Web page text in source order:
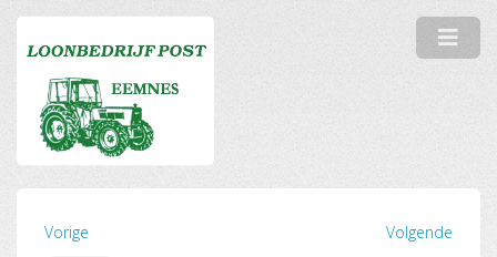
Vorige Volgende